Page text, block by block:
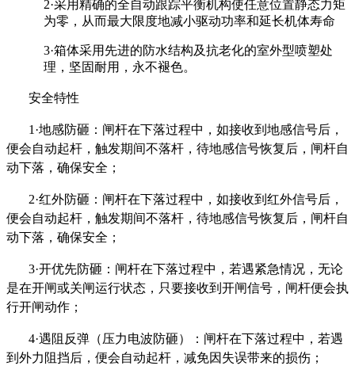
2·采用精确的全自动跟踪平衡机构使任意位置静态力矩
为零，从而最大限度地减小驱动功率和延长机体寿命
3·箱体采用先进的防水结构及抗老化的室外型喷塑处
理，坚固耐用，永不褪色。
安全特性
1 ·地感防砸：闸杆在下落过程中，如接收到地感信号后，
便会自动起杆，触发期间不落杆，待地感信号恢复后，闸杆自
动下落，确保安全；
2·红外防砸：闸杆在下落过程中，如接收到红外信号后，
便会自动起杆，触发期间不落杆，待地感信号恢复后，闸杆自
动下落，确保安全；
3·开优先防砸：闸杆在下落过程中，若遇紧急情况，无论
是在开闸或关闸运行状态，只要接收到开闸信号，闸杆便会执
行开闸动作；
4·遇阻反弹（压力电波防砸）：闸杆在下落过程中，若遇
到外力阻挡后，便会自动起杆，减免因失误带来的损伤；